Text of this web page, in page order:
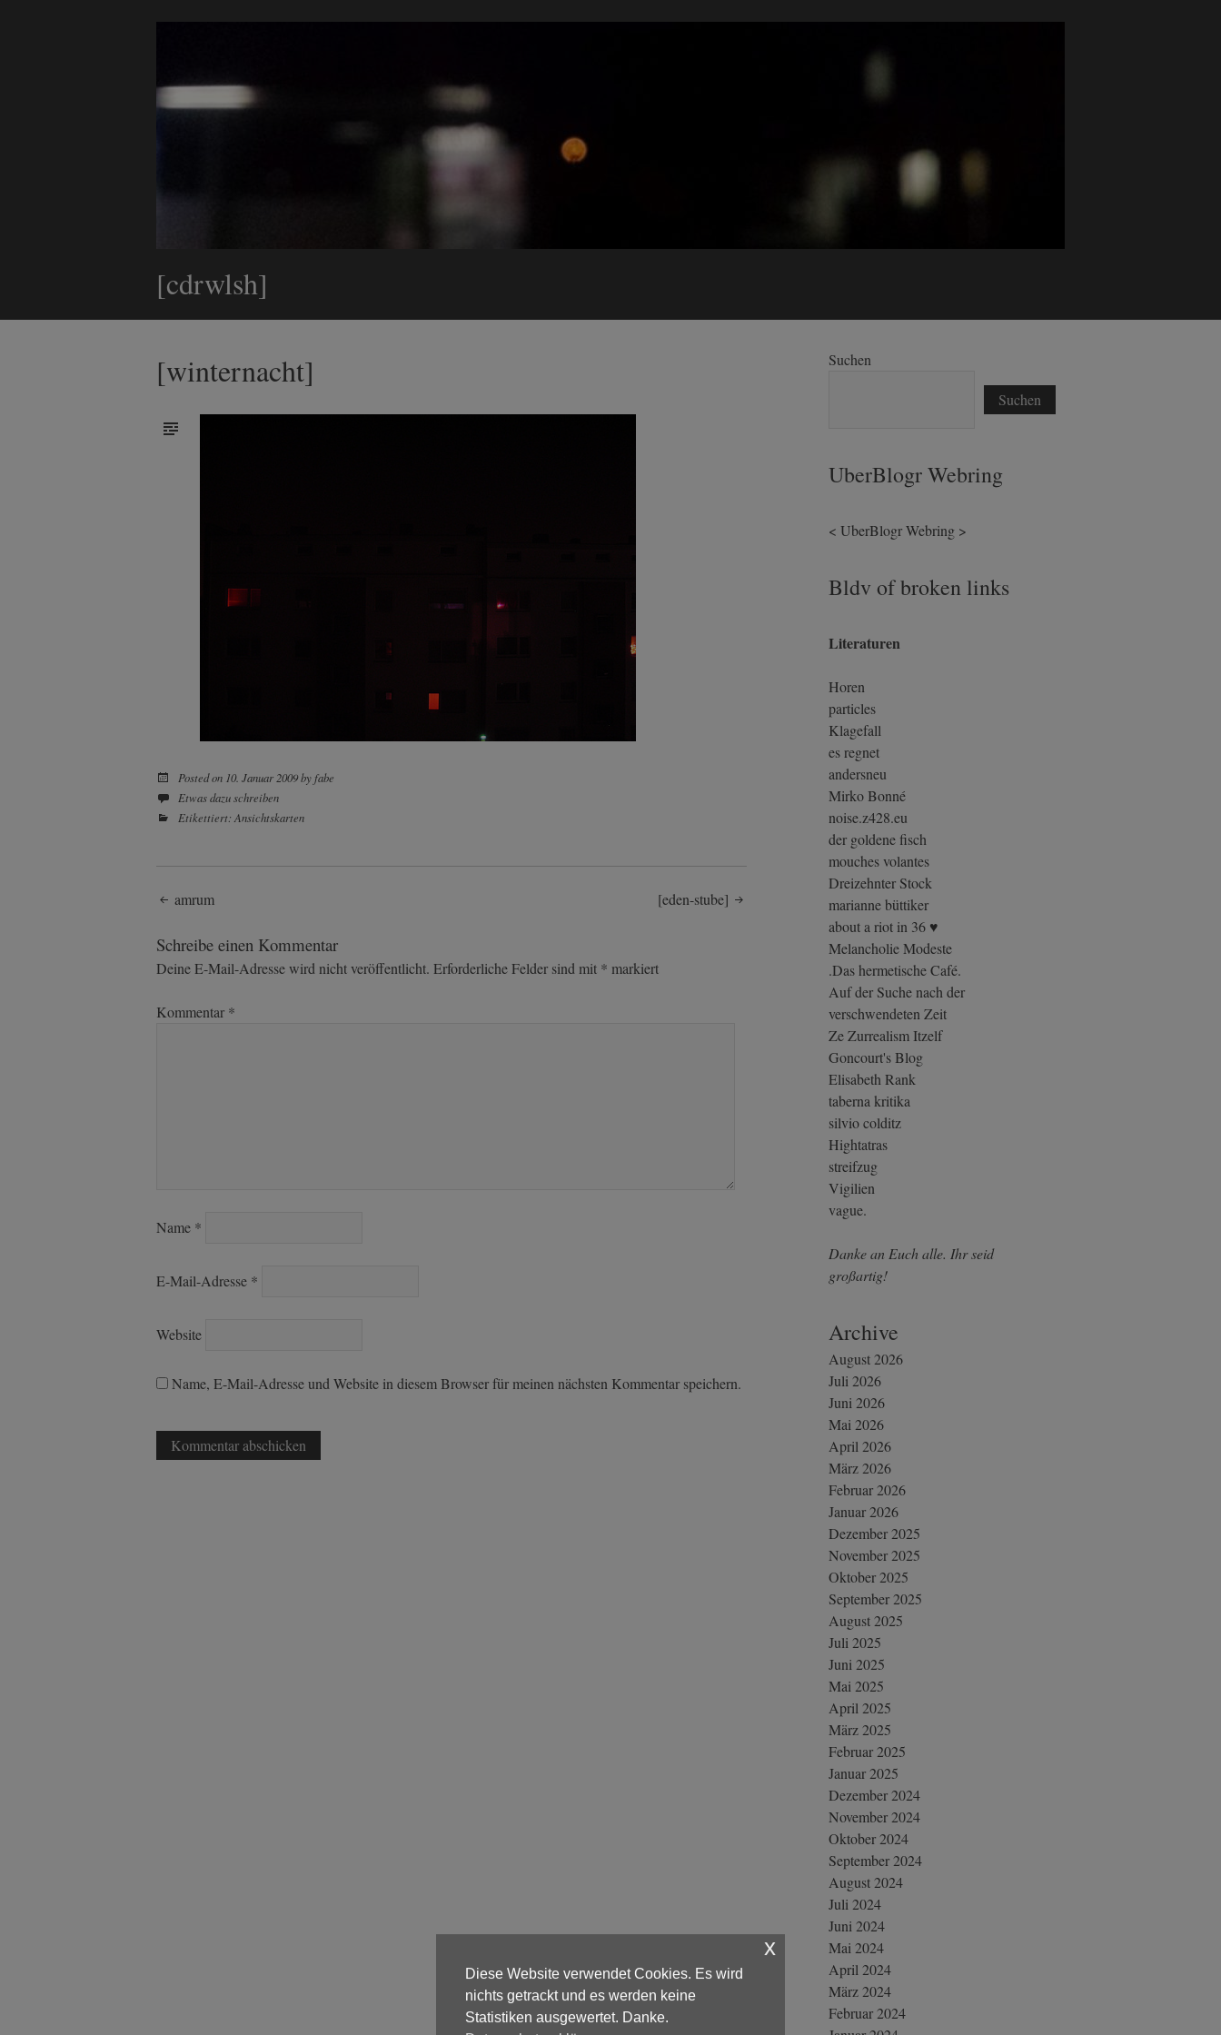
[cdrwlsh]
[winternacht]
Posted on 10. Januar 2009by fabe
Etwas dazu schreiben
Etikettiert: Ansichtskarten
Post
navigation
amrum [eden-stube]
Schreibe einen Kommentar
Deine E-Mail-Adresse wird nicht veröffentlicht. Erforderliche Felder sind mit * markiert
Kommentar *
Name *
E-Mail-Adresse *
Website
Name, E-Mail-Adresse und Website in diesem Browser für meinen nächsten Kommentar speichern.
Suchen
Suchen
UberBlogr Webring
< UberBlogr Webring >
Bldv of broken links
Literaturen
Horen
particles
Klagefall
es regnet
andersneu
Mirko Bonné
noise.z428.eu
der goldene fisch
mouches volantes
Dreizehnter Stock
marianne büttiker
about a riot in 36 ♥
Melancholie Modeste
.Das hermetische Café.
Auf der Suche nach der
verschwendeten Zeit
Ze Zurrealism Itzelf
Goncourt's Blog
Elisabeth Rank
taberna kritika
silvio colditz
Hightatras
streifzug
Vigilien
vague.
Danke an Euch alle. Ihr seid
großartig!
Archive
August 2026
Juli 2026
Juni 2026
Mai 2026
April 2026
März 2026
Februar 2026
Januar 2026
Dezember 2025
November 2025
Oktober 2025
September 2025
August 2025
Juli 2025
Juni 2025
Mai 2025
April 2025
März 2025
Februar 2025
Januar 2025
Dezember 2024
November 2024
Oktober 2024
September 2024
August 2024
Juli 2024
Juni 2024
Mai 2024
April 2024
März 2024
Februar 2024
Diese Website verwendet Cookies. Es wird
nichts getrackt und es werden keine
Statistiken ausgewertet. Danke.
x